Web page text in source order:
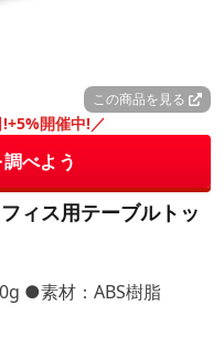
この商品を見る
開催中!／
べよう
ィス用テーブルトッ
●素材：ABS樹脂